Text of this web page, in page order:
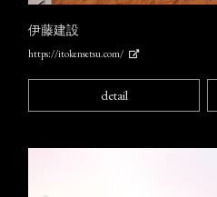
伊藤建設
https://itokensetsu.com/
detail